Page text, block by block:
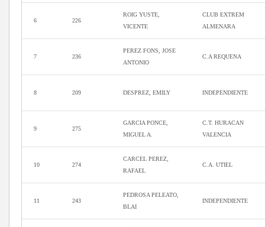
6 226
ROIG YUSTE,
VICENTE
CLUB EXTREM
ALMENARA
7 236
PEREZ FONS, JOSE
ANTONIO
C.A REQUENA
8 209 DESPREZ, EMILY INDEPENDIENTE
9 275
GARCIA PONCE,
MIGUEL A.
C.T. HURACAN
VALENCIA
10 274
CARCEL PEREZ,
RAFAEL
C.A. UTIEL
11 243
PEDROSA PELEATO,
BLAI
INDEPENDIENTE